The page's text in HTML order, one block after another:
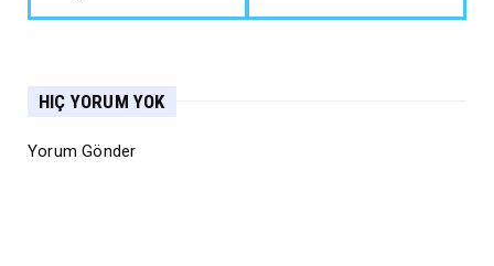
HIÇ YORUM YOK
Yorum Gönder